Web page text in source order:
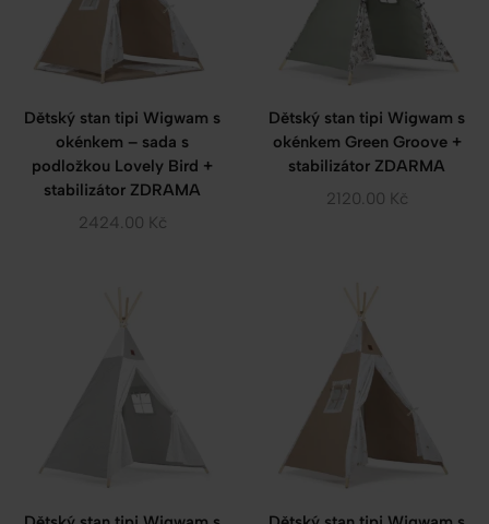
Dětský stan tipi Wigwam s
okénkem – sada s
podložkou Lovely Bird +
stabilizátor ZDRAMA
2424.00 Kč
Dětský stan tipi Wigwam s
okénkem Green Groove +
stabilizátor ZDARMA
2120.00 Kč